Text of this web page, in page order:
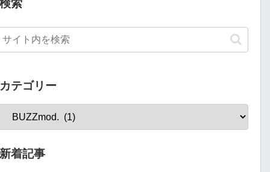
検索
カテゴリー
新着記事